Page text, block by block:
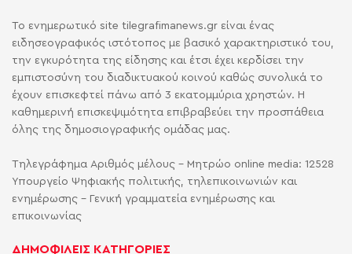
Το ενημερωτικό site tilegrafimanews.gr είναι ένας
ειδησεογραφικός ιστότοπος με βασικό χαρακτηριστικό του,
την εγκυρότητα της είδησης και έτσι έχει κερδίσει την
εμπιστοσύνη του διαδικτυακού κοινού καθώς συνολικά το
έχουν επισκεφτεί πάνω από 3 εκατομμύρια χρηστών. Η
καθημερινή επισκεψιμότητα επιβραβεύει την προσπάθεια
όλης της δημοσιογραφικής ομάδας μας.
Τηλεγράφημα Αριθμός μέλους - Μητρώο online media: 12528
Υπουργείο Ψηφιακής πολιτικής, τηλεπικοινωνιών και
ενημέρωσης - Γενική γραμματεία ενημέρωσης και
επικοινωνίας
ΔΗΜΟΦΙΛΕΙΣ ΚΑΤΗΓΟΡΙΕΣ